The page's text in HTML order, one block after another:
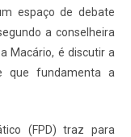
espaço de debate
a conselheira
Macário, é discutir a
que fundamenta a
(FPD) traz para